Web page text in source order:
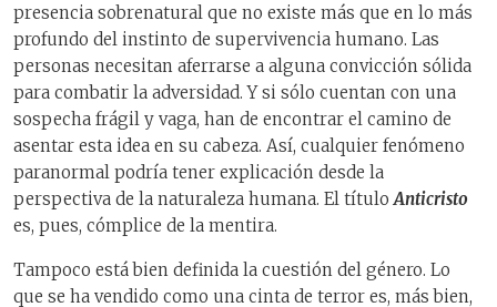
presencia sobrenatural que no existe más que en lo más
profundo del instinto de supervivencia humano. Las
personas necesitan aferrarse a alguna convicción sólida
para combatir la adversidad. Y si sólo cuentan con una
sospecha frágil y vaga, han de encontrar el camino de
asentar esta idea en su cabeza. Así, cualquier fenómeno
paranormal podría tener explicación desde la
perspectiva de la naturaleza humana. El títuloAnticristo
es, pues, cómplice de la mentira.
Tampoco está bien definida la cuestión del género. Lo
que se ha vendido como una cinta de terror es, más bien,